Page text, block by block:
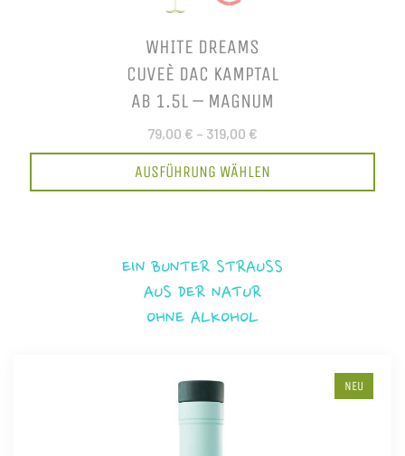
WHITE DREAMS
CUVEÈ DAC KAMPTAL
AB 1.5L – MAGNUM
79,00 € – 319,00 €
AUSFÜHRUNG WÄHLEN
EIN BUNTER STRAUSS
AUS DER NATUR
OHNE ALKOHOL
NEU